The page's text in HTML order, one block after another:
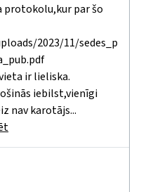
protokolu,kur par šo
2023/11/sedes_p
ir lieliska.
iebilst,vienīgi
nav karotājs...